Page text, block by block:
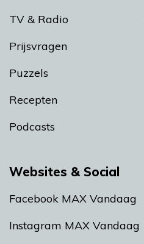
TV & Radio
Prijsvragen
Puzzels
Recepten
Podcasts
Websites & Social
Facebook MAX Vandaag
Instagram MAX Vandaag